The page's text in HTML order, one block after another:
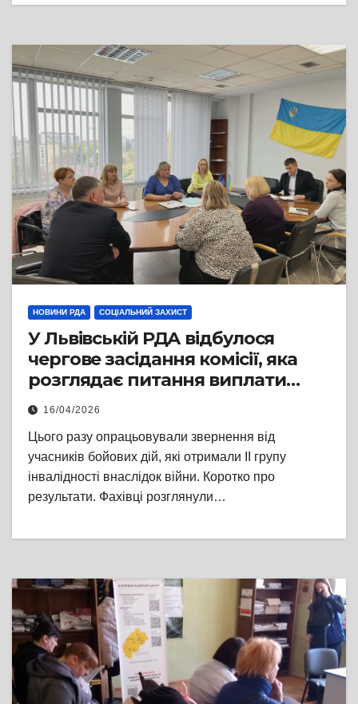
НОВИНИ РДА СОЦІАЛЬНИЙ ЗАХИСТ
У Львівській РДА відбулося
чергове засідання комісії, яка
розглядає питання виплати
грошових компенсацій на
купівлю житла
16/04/2026
Цього разу опрацьовували звернення від
учасників бойових дій, які отримали II групу
інвалідності внаслідок війни. Коротко про
результати. Фахівці розглянули…